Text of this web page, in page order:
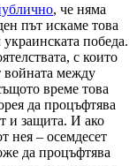
, че няма
път искаме това
победа.
с които
войната между
време това
да процъфтява
и защита. И ако
нея – осемдесет
да процъфтява